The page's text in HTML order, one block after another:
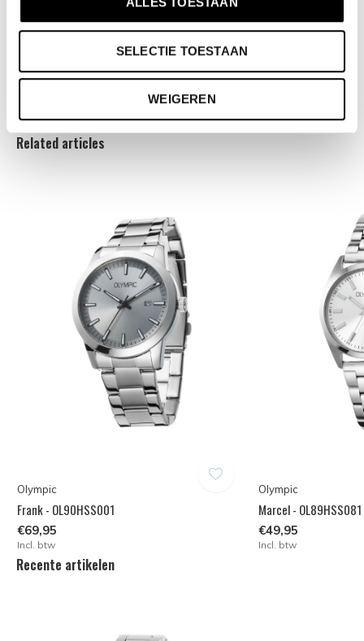
SELECTIE TOESTAAN
WEIGEREN
- 5ATM
- Standaard 3 jaar fabrieksgarantie
- Mineraalglas
Related articles
Olympic
Frank - OL90HSS001
€69,95
Incl. btw
Olympic
Marcel - OL89HSS081
€49,95
Incl. btw
Recente artikelen